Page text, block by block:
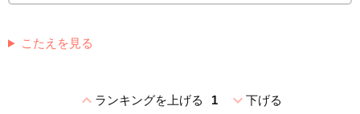
こたえを見る
expand_lessランキングを上げる 1 expand_more下げる